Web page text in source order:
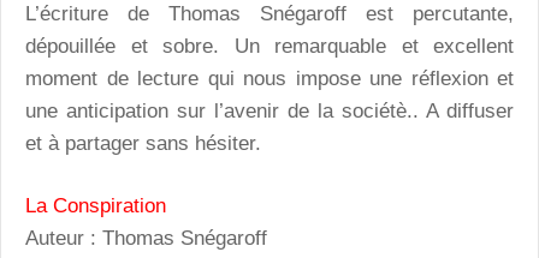
L’écriture de Thomas Snégaroff est percutante,
dépouillée et sobre. Un remarquable et excellent
moment de lecture qui nous impose une réflexion et
une anticipation sur l’avenir de la sociétè.. A diffuser
et à partager sans hésiter.
La Conspiration
Auteur : Thomas Snégaroff